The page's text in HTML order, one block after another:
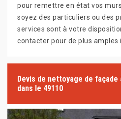
pour remettre en état vos
soyez des particuliers ou des
services sont à votre
contacter pour de plus amples
Devis de nettoyage de façade
dans le 49110